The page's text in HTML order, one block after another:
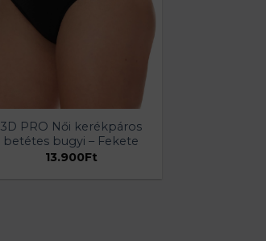
3D PRO Női kerékpáros
betétes bugyi – Fekete
13.900Ft